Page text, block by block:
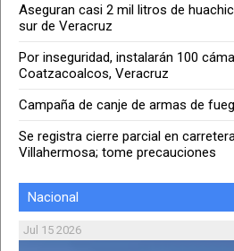
Aseguran casi 2 mil litros de
sur de Veracruz
Por inseguridad, instalarán 100
Coatzacoalcos, Veracruz
Campaña de canje de armas de
Se registra cierre parcial en
Villahermosa; tome precauciones
Nacional
Jul 15 2026